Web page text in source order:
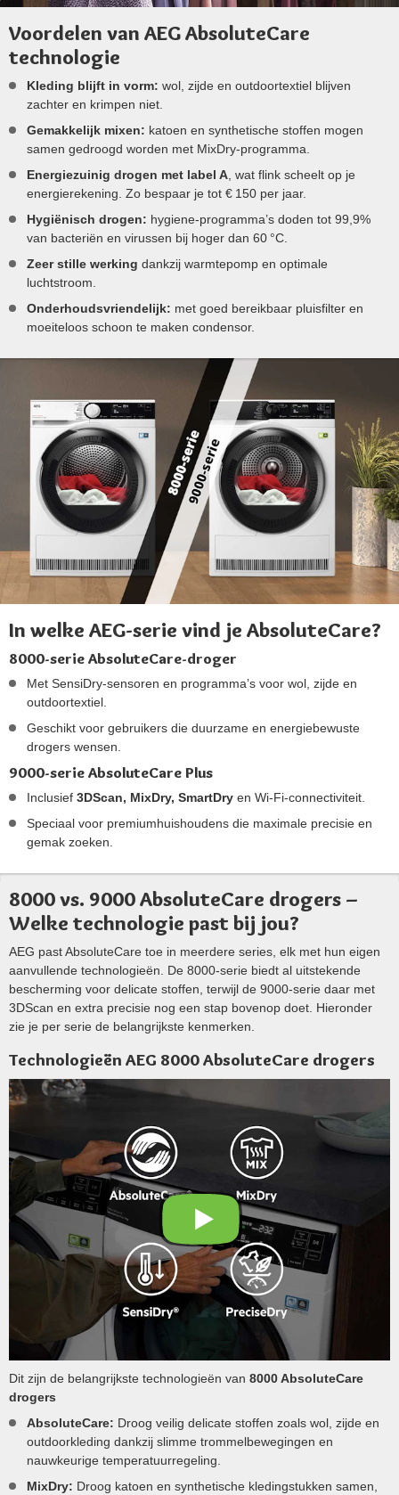
Voordelen van AEG AbsoluteCare
technologie
Kleding blijft in vorm: wol, zijde en outdoortextiel blijven
zachter en krimpen niet.
Gemakkelijk mixen: katoen en synthetische stoffen mogen
samen gedroogd worden met MixDry-programma.
Energiezuinig drogen met label A, wat flink scheelt op je
energierekening. Zo bespaar je tot € 150 per jaar.
Hygiënisch drogen: hygiene-programma’s doden tot 99,9%
van bacteriën en virussen bij hoger dan 60 °C.
Zeer stille werking dankzij warmtepomp en optimale
luchtstroom.
Onderhoudsvriendelijk: met goed bereikbaar pluisfilter en
moeiteloos schoon te maken condensor.
In welke AEG-serie vind je AbsoluteCare?
8000-serie AbsoluteCare-droger
Met SensiDry-sensoren en programma’s voor wol, zijde en
outdoortextiel.
Geschikt voor gebruikers die duurzame en energiebewuste
drogers wensen.
9000-serie AbsoluteCare Plus
Inclusief 3DScan, MixDry, SmartDry en Wi-Fi-connectiviteit.
Speciaal voor premiumhuishoudens die maximale precisie en
gemak zoeken.
8000 vs. 9000 AbsoluteCare drogers –
Welke technologie past bij jou?
AEG past AbsoluteCare toe in meerdere series, elk met hun eigen
aanvullende technologieën. De 8000-serie biedt al uitstekende
bescherming voor delicate stoffen, terwijl de 9000-serie daar met
3DScan en extra precisie nog een stap bovenop doet. Hieronder
zie je per serie de belangrijkste kenmerken.
Technologieën AEG 8000 AbsoluteCare drogers
Dit zijn de belangrijkste technologieën van 8000 AbsoluteCare
drogers
AbsoluteCare: Droog veilig delicate stoffen zoals wol, zijde en
outdoorkleding dankzij slimme trommelbewegingen en
nauwkeurige temperatuurregeling.
MixDry: Droog katoen en synthetische kledingstukken samen,